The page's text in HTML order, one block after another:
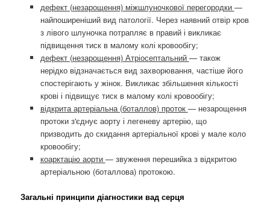
дефект (незарощення) міжшлуночкової перегородки —
найпоширеніший вид патології. Через наявний отвір кров
з лівого шлуночка потрапляє в правий і викликає
підвищення тиск в малому колі кровообігу;
дефект (незарощення) Атріосептальний — також
нерідко відзначається вид захворювання, частіше його
спостерігають у жінок. Викликає збільшення кількості
крові і підвищує тиск в малому колі кровообігу;
відкрита артеріальна (боталлов) проток — незарощення
протоки з'єднує аорту і легеневу артерію, що
призводить до скидання артеріальної крові у мале коло
кровообігу;
коарктацію аорти — звуження перешийка з відкритою
артеріальною (боталлова) протокою.
Загальні принципи діагностики вад серця